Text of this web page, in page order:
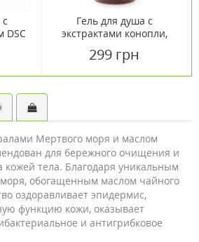
DSC
Гель для душа с
экстрактами конопли,
1000мл
299 грн
Мертвого моря и маслом
для бережного очищения и
кожей тела. Благодаря уникальным
обогащенным маслом чайного
оздоравливает эпидермис,
функцию кожи, оказывает
и антигрибковое